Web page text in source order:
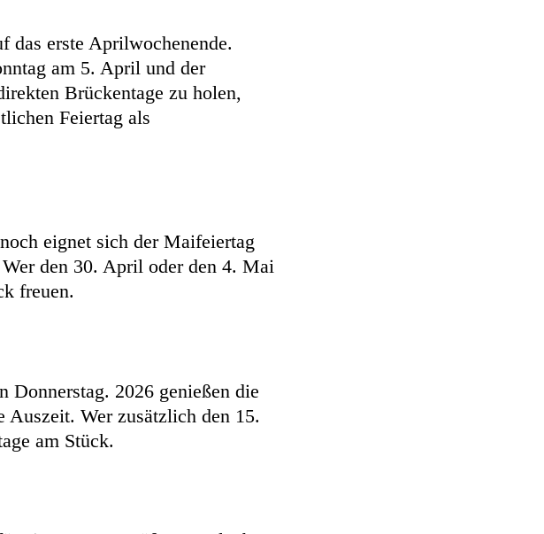
das erste Aprilwochenende.
am 5. April und der
Brückentage zu holen,
Feiertag als
eignet sich der Maifeiertag
den 30. April oder den 4. Mai
freuen.
2026 genießen die
Wer zusätzlich den 15.
am Stück.